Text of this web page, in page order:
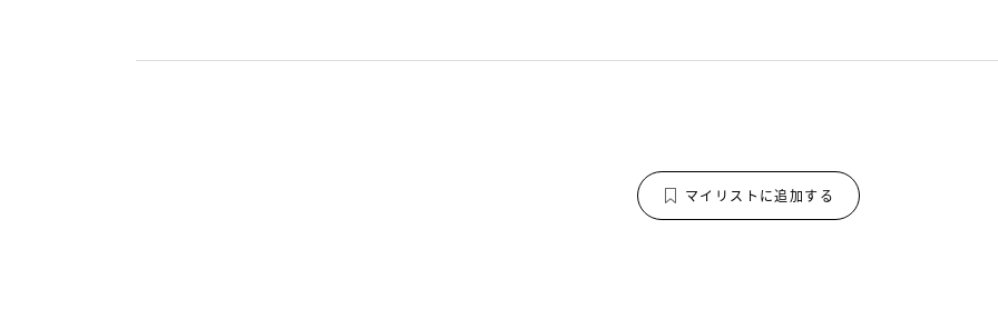
マイリストに追加する